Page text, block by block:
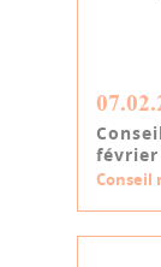
février